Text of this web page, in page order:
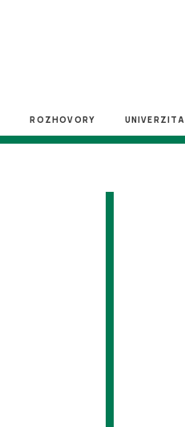
ROZHOVORY UNIVERZITA